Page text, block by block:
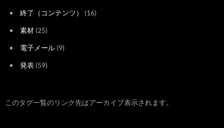
終了（コンテンツ） (16)
素材 (25)
電子メール (9)
発表 (59)
このタグ一覧のリンク先はアーカイブ表示されます。